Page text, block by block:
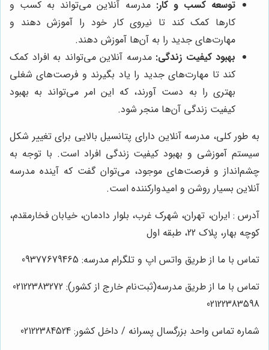
توسعه کسب و کار: مدرسه آنلاین می‌تواند به کسب و
کارها کمک کند تا نیروی کار خود را آموزش دهند و
مهارت‌های جدید را به آن‌ها آموزش دهند.
بهبود کیفیت زندگی: مدرسه آنلاین می‌تواند به افراد کمک
کند تا مهارت‌های جدید را یاد بگیرند و فرصت‌های شغلی
بهتری را به دست آورند، که این امر می‌تواند به بهبود
کیفیت زندگی آن‌ها منجر شود.
به طور کلی، مدرسه آنلاین دارای پتانسیل بالایی برای تغییر شکل
سیستم آموزشی و بهبود کیفیت زندگی افراد است. با توجه به
چشم‌انداز و فرصت‌های موجود، می‌توان گفت که آینده مدرسه
آنلاین بسیار روشن و امیدوارکننده است.
آدرس : ایران، تهران، شهرک غرب، بلوار دادمان، خیابان فخارمقدم،
کوچه بهار، پلاک 22، طبقه اول
تماس با ما از طریق واتس اپ و تلگرام مدرسه: 09377679465
تماس با ما از طریق مدرسه(ثبت‌نام خارج از کشور): 02122383272
02122383598
شماره تماس واحد بزرگسال پسرانه / داخل کشور: 02122384524